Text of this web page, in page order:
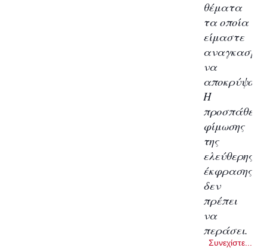
θέματα
τα οποία
είμαστε
να
Η
προσπάθεια
φίμωσης
της
ελεύθερης
έκφρασης
δεν
πρέπει
να
περάσει.
Συνεχίστε...